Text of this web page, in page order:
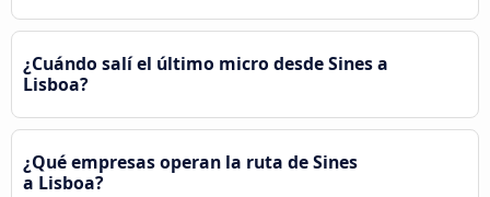
¿Cuándo salí el último micro desde Sines a
Lisboa?
¿Qué empresas operan la ruta de Sines
a Lisboa?